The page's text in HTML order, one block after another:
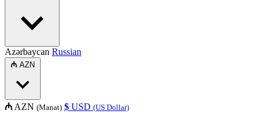
Azərbaycan Russian
₼ AZN
₼ AZN (Manat) $ USD (US Dollar)